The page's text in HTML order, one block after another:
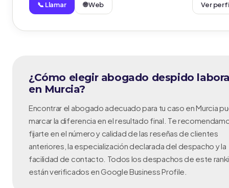
📞 Llamar 🌐 Web Ver
¿Cómo elegir abogado despido
en Murcia?
Encontrar el abogado adecuado para tu caso en Murcia
marcar la diferencia en el resultado final. Te
fijarte en el número y calidad de las reseñas de clientes
anteriores, la especialización declarada del despacho y la
facilidad de contacto. Todos los despachos de este
están verificados en Google Business Profile.